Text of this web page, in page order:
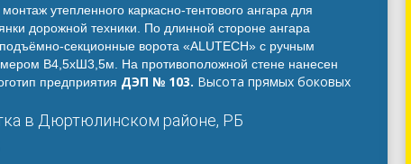
утепленного каркасно-тентового ангара для
дорожной техники. По длинной стороне ангара
секционные ворота «ALUTECH» с ручным
В4,5хШ3,5м. На противоположной стене нанесен
предприятия ДЭП № 103. Высота прямых боковых
в Дюртюлинском районе, РБ